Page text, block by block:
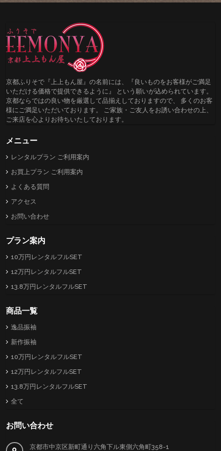
京都ふりそで『上上もん屋』の名前には、『良いものをお客様がご満足
いただける価格で提供できるように』 という願いが込められています。
京都ならではの良い物を厳選して品揃えしておりますので、 多くのお客
様にご満足いただいております。 ご家族・ご友人をお誘い合わせの上、
ご来店を心よりお待ちいたしております。
メニュー
レンタルプラン ご利用案内
お買上プラン ご利用案内
よくある質問
アクセス
お問い合わせ
プラン案内
10万円レンタルフルSET
12万円レンタルフルSET
13.8万円レンタルフルSET
商品一覧
逸品振袖
新作振袖
10万円レンタルフルSET
12万円レンタルフルSET
13.8万円レンタルフルSET
全て
お問い合わせ
京都市中京区新町通り六角下ル東側六角町358-1